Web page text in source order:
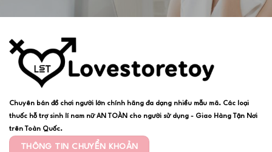
Chuyên bán đồ chơi người lớn chính hãng đa dạng nhiều mẫu mã. Các loại
thuốc hỗ trợ sinh lí nam nữ AN TOÀN cho người sử dụng - Giao Hàng Tận Nơi
trên Toàn Quốc.
THÔNG TIN CHUYỂN KHOẢN